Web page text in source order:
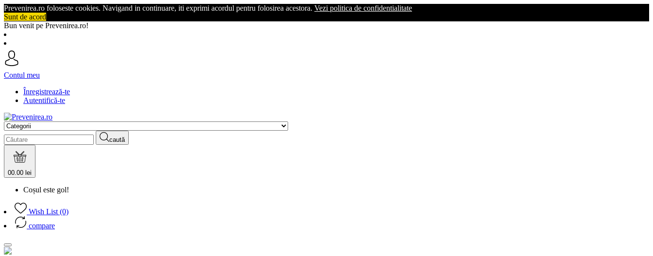
Prevenirea.ro foloseste cookies. Navigand in continuare, iti exprimi acordul pentru folosirea acestora. Vezi politica de confidentialitate
Sunt de acord
Bun venit pe Prevenirea.ro!
Contul meu
Înregistrează-te
Autentifică-te
caută
00.00 lei
Coșul este gol!
Wish List (0)
compare